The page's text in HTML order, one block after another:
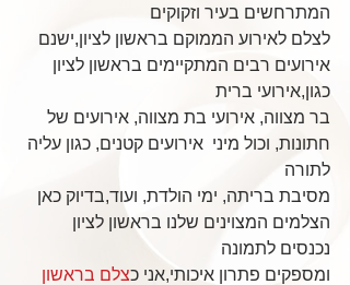
המתרחשים בעיר וזקוקים
לצלם לאירוע הממוקם בראשון לציון,ישנם
אירועים רבים המתקיימים בראשון לציון
כגון,אירועי ברית
בר מצווה, אירועי בת מצווה, אירועים של
חתונות, וכול מיני  אירועים קטנים, כגון עליה
לתורה
מסיבת בריתה, ימי הולדת, ועוד,בדיוק כאן
הצלמים המצוינים שלנו בראשון לציון
נכנסים לתמונה
ומספקים פתרון איכותי,אני כצלם בראשון